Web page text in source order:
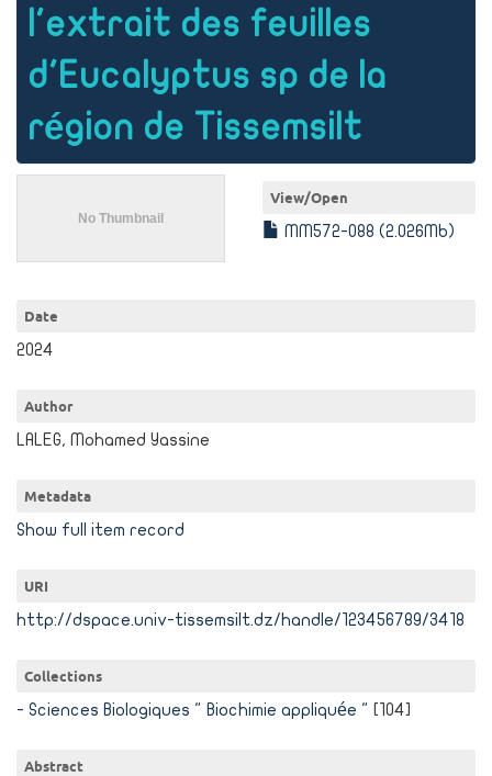
l'extrait des feuilles
d'Eucalyptus sp de la
région de Tissemsilt
View/Open
MM572-088 (2.026Mb)
Date
2024
Author
LALEG, Mohamed Yassine
Metadata
Show full item record
URI
http://dspace.univ-tissemsilt.dz/handle/123456789/3418
Collections
- Sciences Biologiques " Biochimie appliquée " [104]
Abstract